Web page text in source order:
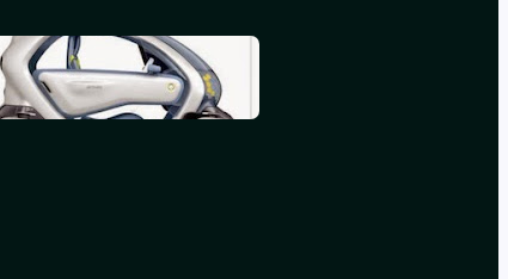
Mon premier iBook
mai 16, 2015